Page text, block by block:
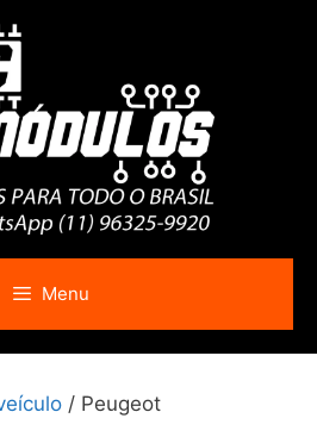
Menu
/ Peugeot